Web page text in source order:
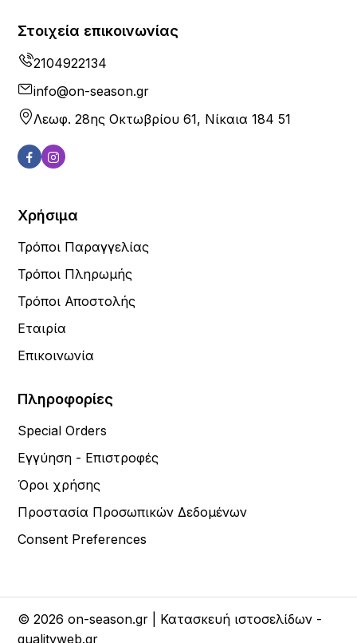
Στοιχεία επικοινωνίας
2104922134
info@on-season.gr
Λεωφ. 28ης Οκτωβρίου 61, Νίκαια 184 51
Χρήσιμα
Τρόποι Παραγγελίας
Τρόποι Πληρωμής
Τρόποι Αποστολής
Εταιρία
Επικοινωνία
Πληροφορίες
Special Orders
Εγγύηση - Επιστροφές
Όροι χρήσης
Προστασία Προσωπικών Δεδομένων
Consent Preferences
© 2026 on-season.gr | Κατασκευή ιστοσελίδων -
qualityweb.gr